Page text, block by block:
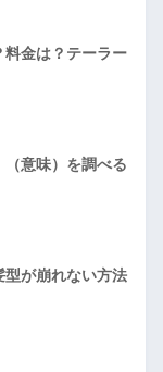
料金は？テーラー
（意味）を調べる
型が崩れない方法